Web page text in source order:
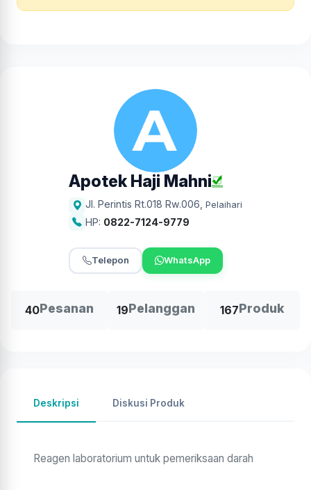
Apotek Haji Mahni
Jl. Perintis Rt.018 Rw.006 Pelaihari
HP: 0822-7124-9779
Telepon WhatsApp
40Pesanan 19Pelanggan 167Produk
Deskripsi Diskusi Produk
Reagen laboratorium untuk pemeriksaan darah